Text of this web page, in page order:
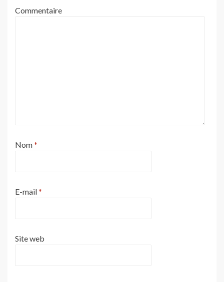
Commentaire
Nom*
E-mail*
Site web